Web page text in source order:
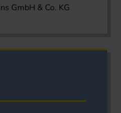
GmbH & Co. KG